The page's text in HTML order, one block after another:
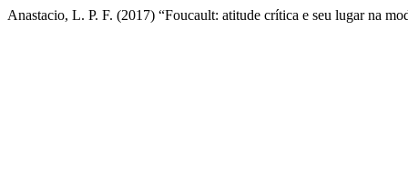
Anastacio, L. P. F. (2017) “Foucault: atitude crítica e seu lugar na